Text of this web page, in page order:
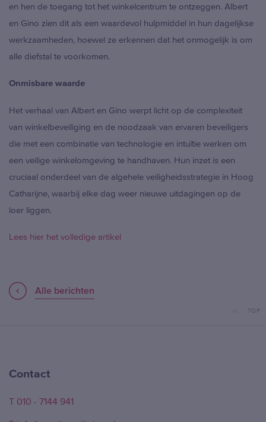
en hen de toegang tot het winkelcentrum te ontzeggen. Albert
en Gino zien dit als een waardevol hulpmiddel in hun dagelijkse
werkzaamheden, hoewel ze erkennen dat het onmogelijk is om
alle diefstal te voorkomen.
Onmisbare waarde
Het verhaal van Albert en Gino werpt licht op de complexiteit
van winkelbeveiliging en de noodzaak van ervaren beveiligers
die met een combinatie van technologie en intuïtie werken om
een veilige winkelomgeving te handhaven. Hun inzet is een
cruciaal onderdeel van de algehele veiligheidsstrategie in Hoog
Catharijne, waarbij elke dag weer nieuwe uitdagingen op de
loer liggen.
Lees hier het volledige artikel
Alle berichten
TOP
Contact
T 010 - 7144 941